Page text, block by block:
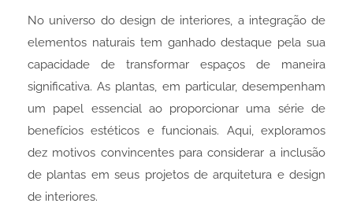
No universo do design de interiores, a integração de
elementos naturais tem ganhado destaque pela sua
capacidade de transformar espaços de maneira
significativa. As plantas, em particular, desempenham
um papel essencial ao proporcionar uma série de
benefícios estéticos e funcionais. Aqui, exploramos
dez motivos convincentes para considerar a inclusão
de plantas em seus projetos de arquitetura e design
de interiores.